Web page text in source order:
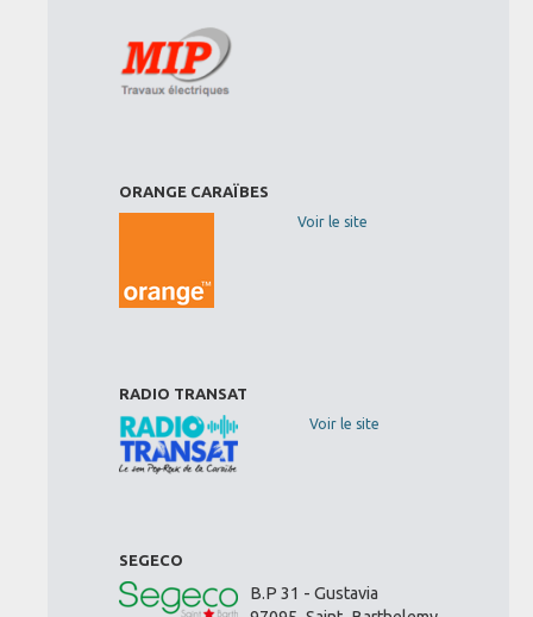
ORANGE CARAÏBES
Voir le site
RADIO TRANSAT
Voir le site
SEGECO
B.P 31 - Gustavia